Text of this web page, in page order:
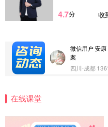
4.7分 收
微信用户 大
微信用户 安
案
四川-成都
方案
在线课堂